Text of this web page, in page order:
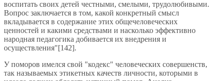
воспитать своих детей честными, смелыми, трудолюбивыми.
Вопрос заключается в том, какой конкретный смысл
вкладывается в содержание этих общечеловеческих
ценностей и какими средствами и насколько эффективно
народная педагогика добивается их внедрения и
осуществления"[142].
У поморов имелся свой "кодекс" человеческих совершенств,
так называемых этикетных качеств личности, которыми в